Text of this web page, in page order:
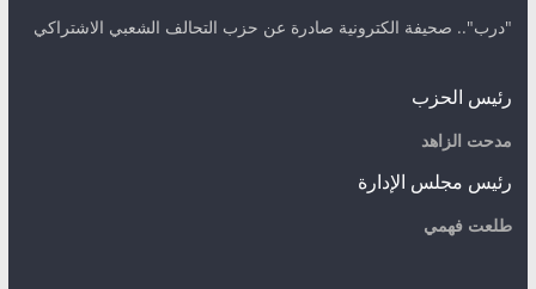
"درب".. صحيفة الكترونية صادرة عن حزب التحالف الشعبي الاشتراكي
رئيس الحزب
مدحت الزاهد
رئيس مجلس الإدارة
طلعت فهمي